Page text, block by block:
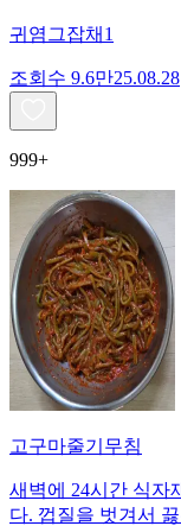
귀염그잡채1
조회수 9.6만25.08.28
999+
고구마줄기무침
새벽에 24시간 식자
다. 껍질을 벗겨서